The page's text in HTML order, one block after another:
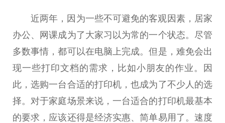
近两年，因为一些不可避免的客观因素，居家
办公、网课成为了大家习 以为常的一个状态。尽管
多数事情，都可以在电脑上完成。但是，难免会出
现一些打印文档的需求，比如小朋友的作业。因
此，选购一台合适的打印机，也成为了不少人的选
择。对于家庭场景来说，一台适合的打印机最基本
的要求，应该还得是经济实惠、简单易用了。速度